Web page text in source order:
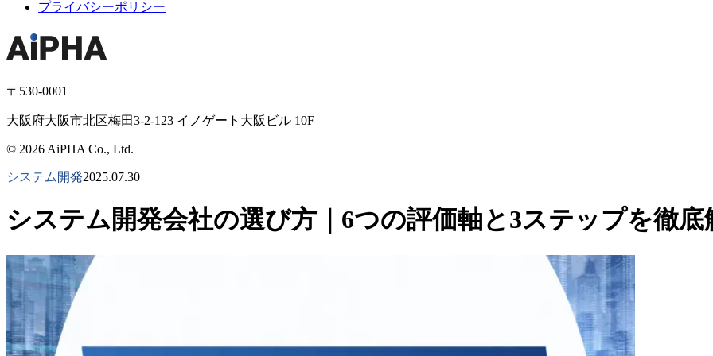
プライバシーポリシー
〒530-0001
大阪府大阪市北区梅田3-2-123 イノゲート大阪ビル 10F
© 2026 AiPHA Co., Ltd.
システム開発2025.07.30
システム開発会社の選び方｜6つの評価軸と3ステップを徹底